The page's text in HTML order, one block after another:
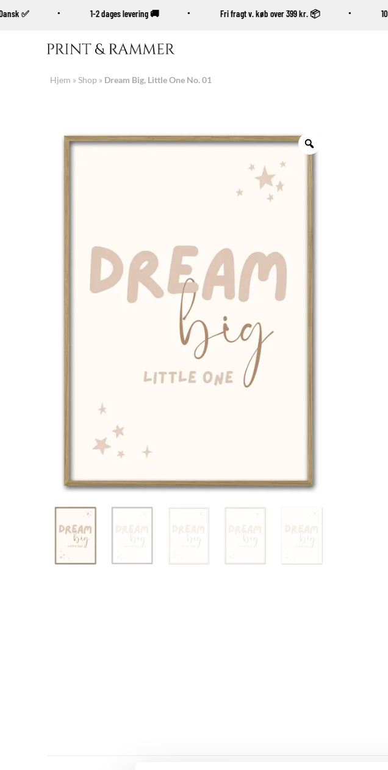
Dansk ✅ 1-2 dages levering 🚚 Fri fragt v. køb over 399 kr. 📦
Hjem »Shop » Dream Big, Little One No. 01